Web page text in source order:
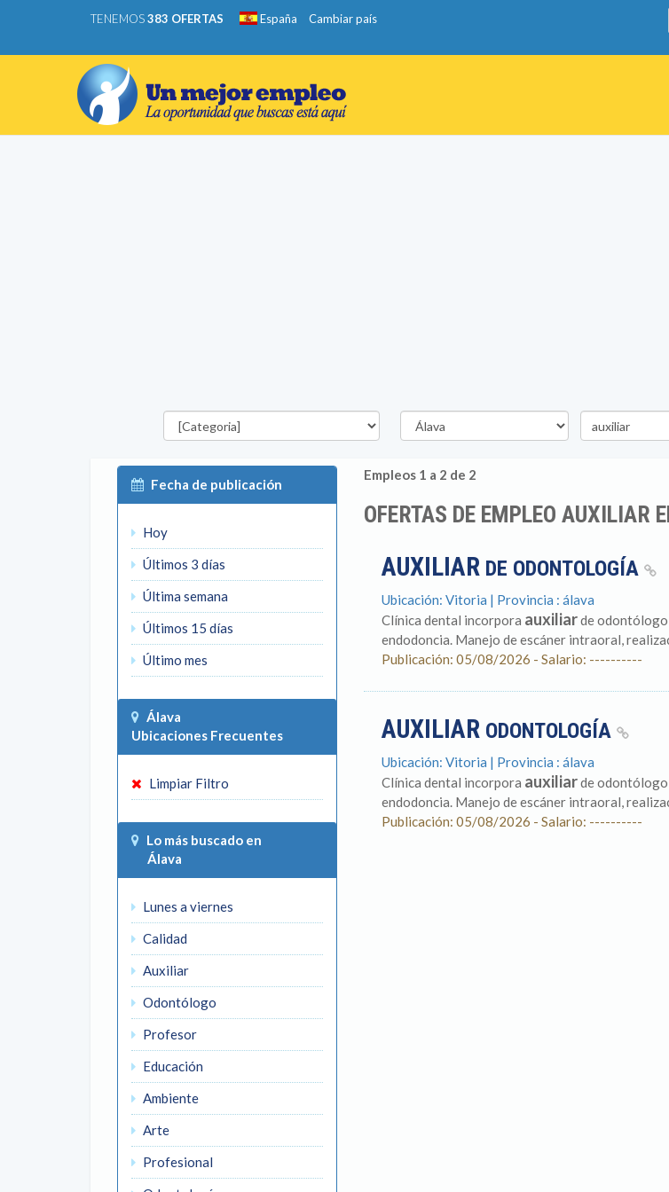
TENEMOS383 OFERTAS España Cambiar país
Categorías Provincia
Palabra
clave
Fecha de publicación
Hoy
Últimos 3 días
Última semana
Últimos 15 días
Último mes
Álava
Ubicaciones Frecuentes
Limpiar Filtro
Lo más buscado en
Álava
Lunes a viernes
Calidad
Auxiliar
Odontólogo
Profesor
Educación
Ambiente
Arte
Profesional
Empleos 1 a 2 de 2
OFERTAS DE EMPLEO AUXILIAR
AUXILIARDE ODONTOLOGÍA
Ubicación: Vitoria | Provincia : álava
Clínica dental incorpora auxiliarde odontólogo
endodoncia. Manejo de escáner intraoral,
Publicación: 05/08/2026 - Salario: ----------
AUXILIARODONTOLOGÍA
Ubicación: Vitoria | Provincia : álava
Clínica dental incorpora auxiliarde odontólogo
endodoncia. Manejo de escáner intraoral,
Publicación: 05/08/2026 - Salario: ----------